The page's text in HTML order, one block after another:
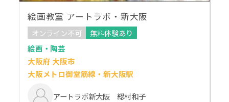
絵画教室 アートラボ・新大阪
オンライン不可
無料体験あり
絵画・陶芸
大阪府 大阪市
大阪メトロ御堂筋線・新大阪駅
アートラボ新大阪 綛村和子